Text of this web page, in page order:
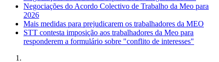
Negociações do Acordo Colectivo de Trabalho da Meo para
2026
Mais medidas para prejudicarem os trabalhadores da MEO
STT contesta imposição aos trabalhadores da Meo para
responderem a formulário sobre "conflito de interesses"